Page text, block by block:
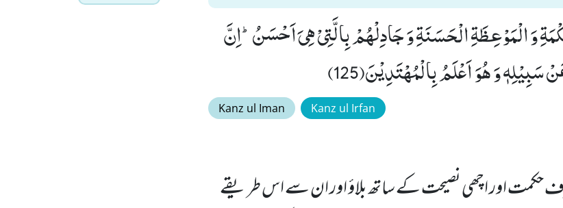
وَ الْمَوْعِظَةِ الْحَسَنَةِ وَ جَادِلْهُمْ بِالَّتِیْ هِیَ اَحْسَنُؕ-اِنَّ
وَ هُوَ اَعْلَمُ بِالْمُهْتَدِیْنَ(125)
Kanz ul Iman Kanz ul Irfan
اور اچھی نصیحت کے ساتھ بلاؤ اور ان سے اس طریقے